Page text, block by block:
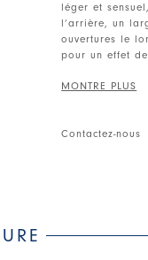
léger et
l’arrière, un
ouvertures le
pour un effet
de l’ourlet
• Georgette
Contactez-nous